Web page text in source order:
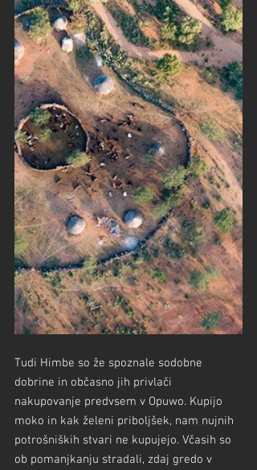
Tudi Himbe so že spoznale sodobne
dobrine in občasno jih privlači
nakupovanje predvsem v Opuwo. Kupijo
moko in kak želeni priboljšek, nam nujnih
potrošniških stvari ne kupujejo. Včasih so
ob pomanjkanju stradali, zdaj gredo v